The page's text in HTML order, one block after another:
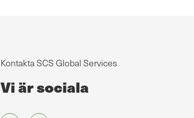
Kontakta SCS Global Services
Vi är sociala